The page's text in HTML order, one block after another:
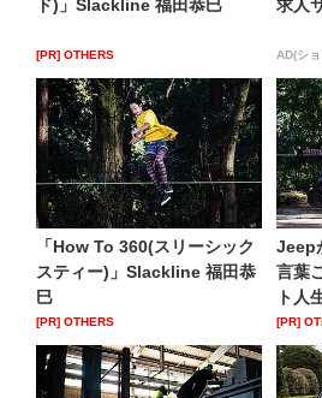
ド)」Slackline 福田恭巳
[PR] OTHERS
求人
AD(シ
「How To 360(スリーシック
スティー)」Slackline 福田恭
巳
[PR] OTHERS
Jeep
言葉
ト人
[PR]